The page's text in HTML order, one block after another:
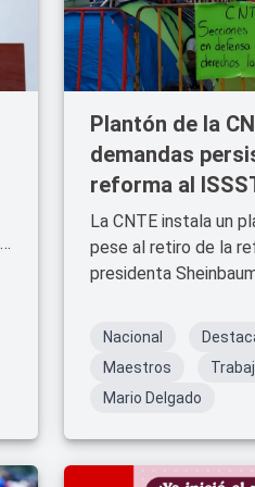
Plantón de la
demandas
reforma al
La CNTE instala un
pese al retiro de la
presidenta
Nacional
Maestros
Mario Delgado